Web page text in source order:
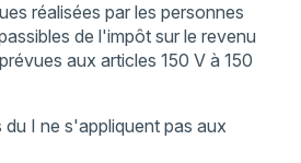
réalisées par les personnes
de l'impôt sur le revenu
aux articles 150 V à 150
du I ne s'appliquent pas aux